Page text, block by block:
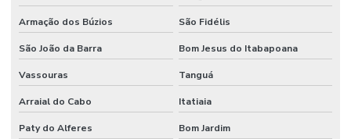
Armação dos Búzios São Fidélis
São João da Barra Bom Jesus do Itabapoana
Vassouras Tanguá
Arraial do Cabo Itatiaia
Paty do Alferes Bom Jardim